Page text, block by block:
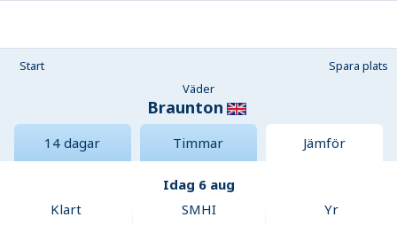
Start
Spara plats
Väder
Braunton
14 dagar Timmar Jämför
Idag 6 aug
Klart
SMHI Yr